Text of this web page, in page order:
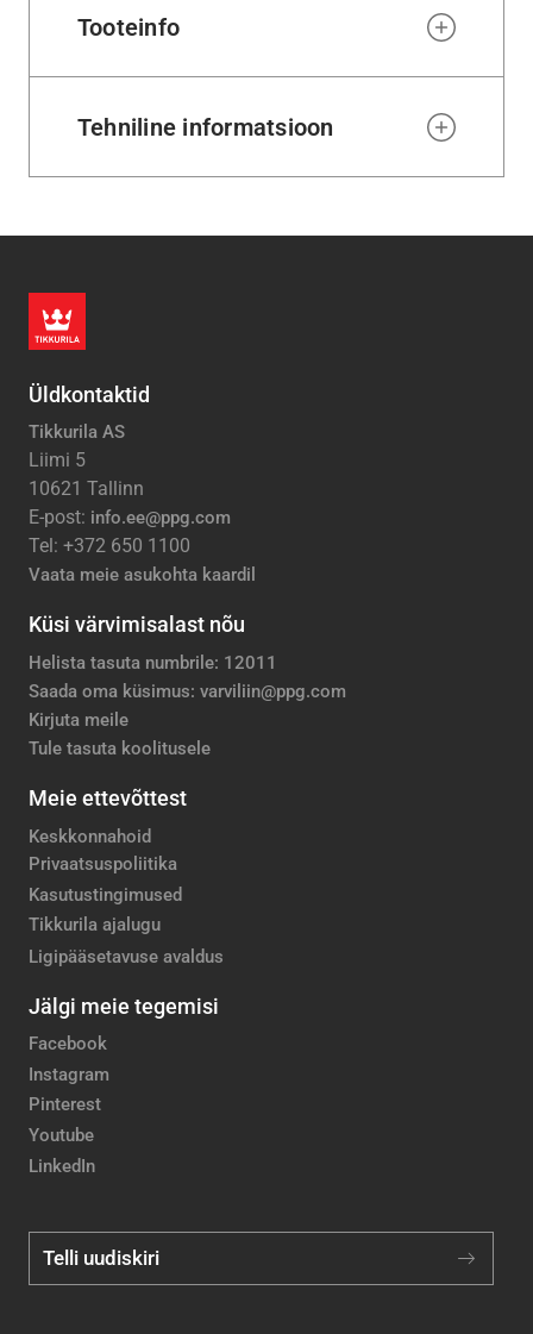
Tooteinfo
Tehniline informatsioon
Üldkontaktid
Tikkurila AS
Liimi 5
10621 Tallinn
E-post: info.ee@ppg.com
Tel: +372 650 1100
Vaata meie asukohta kaardil
Küsi värvimisalast nõu
Helista tasuta numbrile: 12011
Saada oma küsimus: varviliin@ppg.com
Kirjuta meile
Tule tasuta koolitusele
Meie ettevõttest
Keskkonnahoid
Privaatsuspoliitika
Kasutustingimused
Tikkurila ajalugu
Ligipääsetavuse avaldus
Jälgi meie tegemisi
Facebook
Instagram
Pinterest
Youtube
LinkedIn
Telli uudiskiri